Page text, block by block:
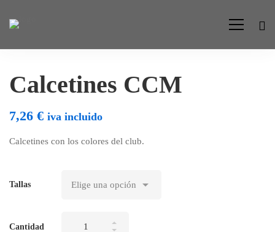
Calcetines CCM
7,26 € iva incluido
Calcetines con los colores del club.
Tallas
Cantidad